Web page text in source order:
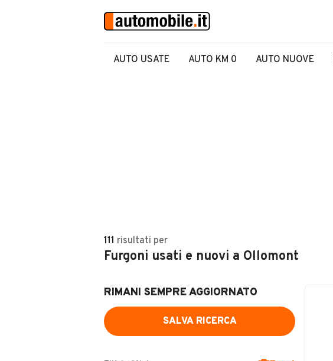
AUTO USATE AUTO KM 0 AUTO NUOVE
111 risultati per
Furgoni usati e nuovi a Ollomont
RIMANI SEMPRE AGGIORNATO
SALVA RICERCA